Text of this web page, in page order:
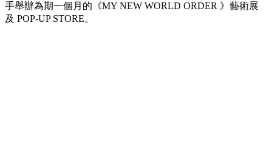
手舉辦為期一個月的《MY NEW WORLD ORDER 》藝術展
及 POP-UP STORE。